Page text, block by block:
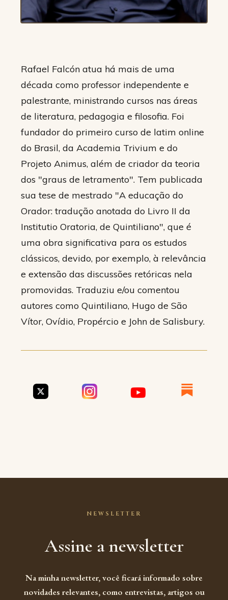
Rafael Falcón atua há mais de uma
década como professor independente e
palestrante, ministrando cursos nas áreas
de literatura, pedagogia e filosofia. Foi
fundador do primeiro curso de latim online
do Brasil, da Academia Trivium e do
Projeto Animus, além de criador da teoria
dos "graus de letramento". Tem publicada
sua tese de mestrado "A educação do
Orador: tradução anotada do Livro II da
Institutio Oratoria, de Quintiliano", que é
uma obra significativa para os estudos
clássicos, devido, por exemplo, à relevância
e extensão das discussões retóricas nela
promovidas. Traduziu e/ou comentou
autores como Quintiliano, Hugo de São
Vítor, Ovídio, Propércio e John de Salisbury.
NEWSLETTER
Assine a newsletter
Na minha newsletter, você ficará informado sobre
novidades relevantes, como entrevistas, artigos ou